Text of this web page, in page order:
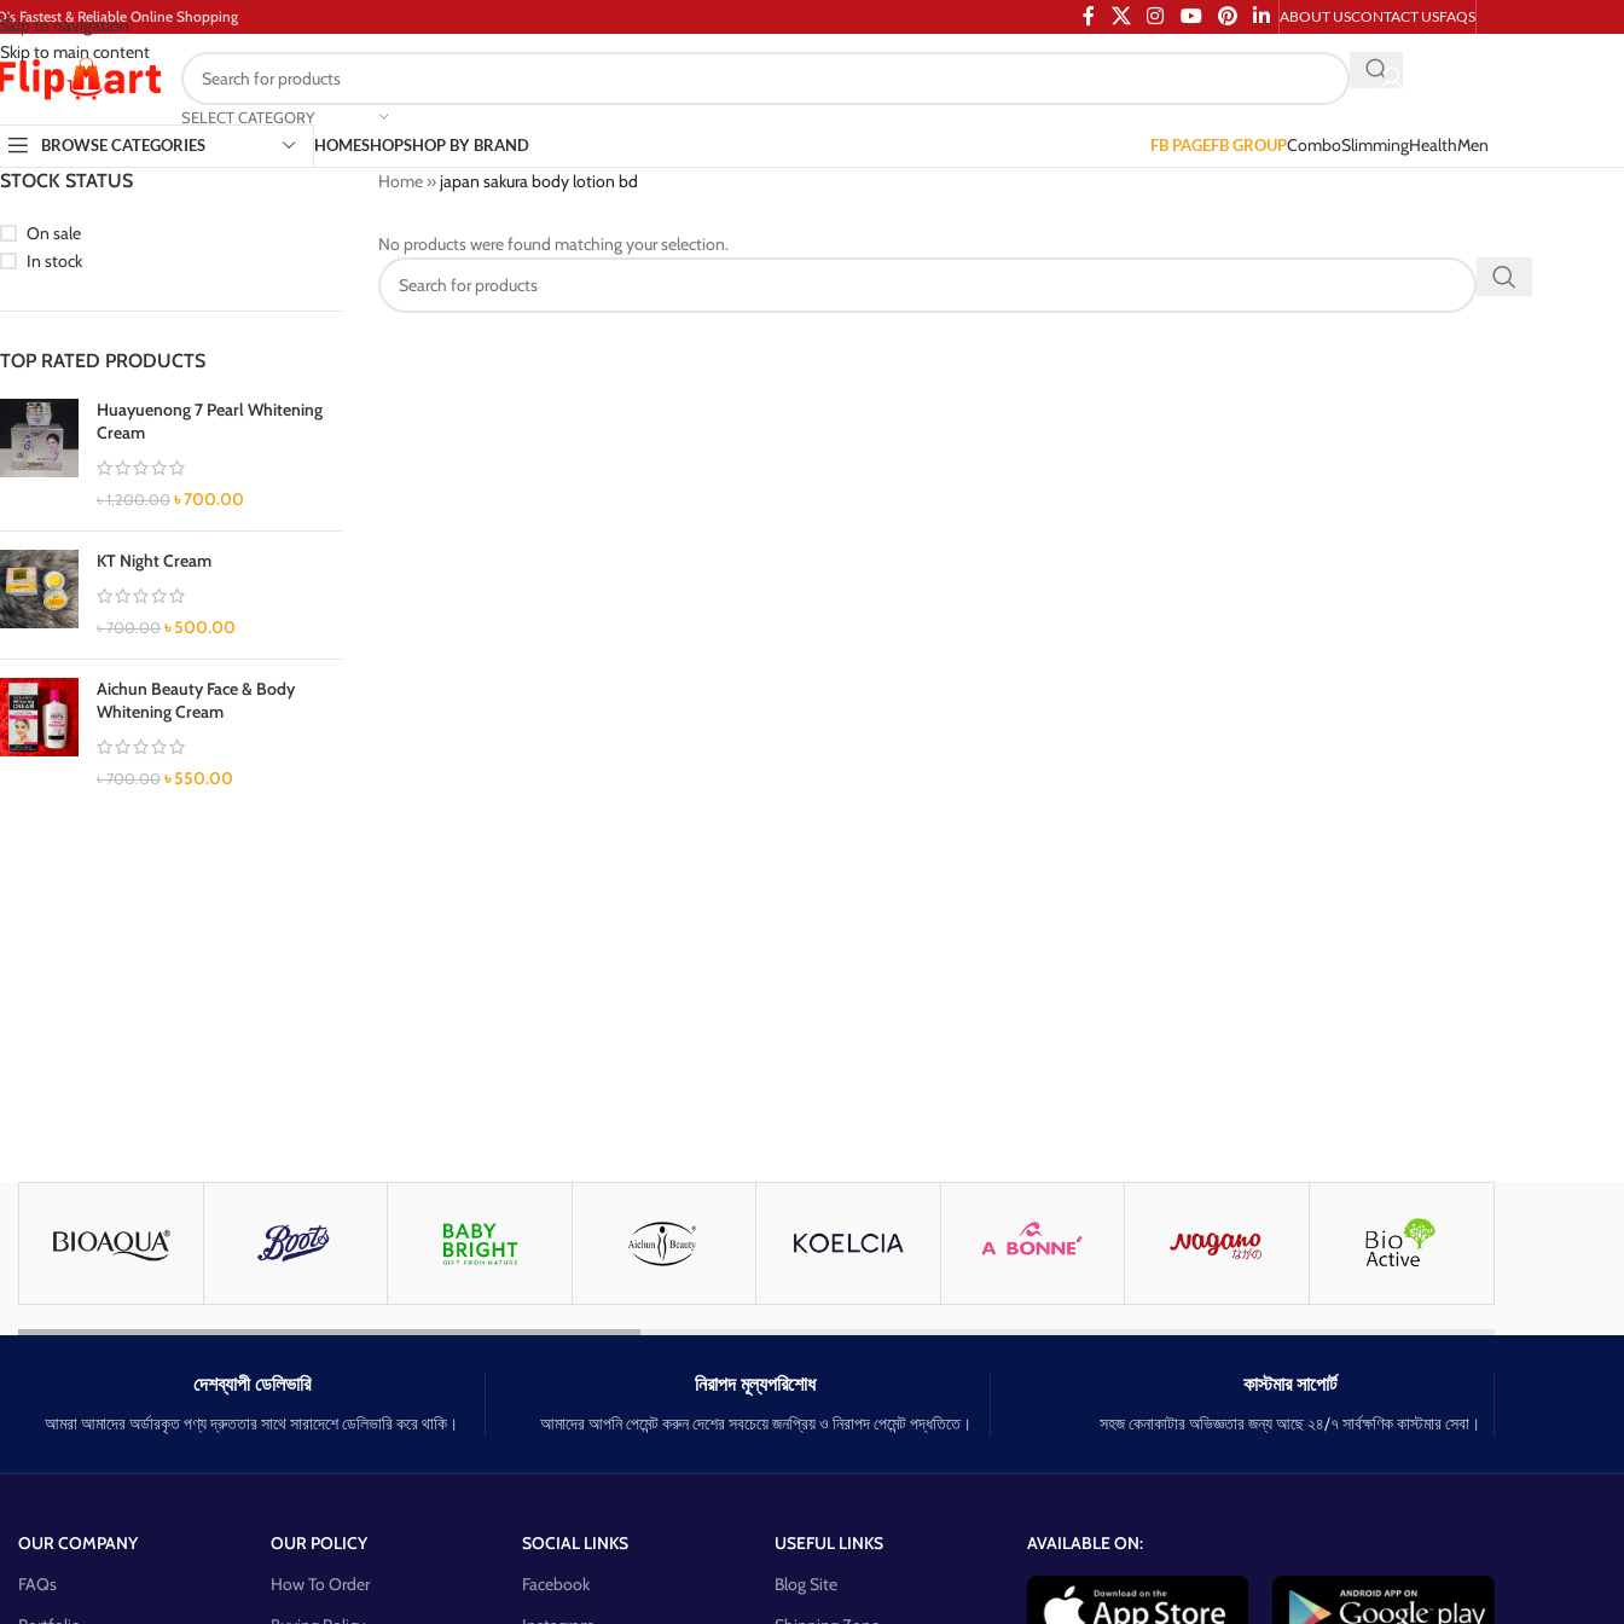
Skip to navigation
Skip to main content
Fastest & Reliable Online Shopping ABOUT USCONTACT USFAQS
SELECT CATEGORY
BROWSE CATEGORIES
HOMESHOPSHOP BY BRAND FB PAGEFB GROUPComboSlimmingHealthMen
STOCK STATUS
On sale
In stock
TOP RATED PRODUCTS
Huayuenong 7 Pearl Whitening
Cream
৳1,200.00 ৳700.00
KT Night Cream
৳700.00 ৳500.00
Aichun Beauty Face & Body
Whitening Cream
৳700.00 ৳550.00
Home»japan sakura body lotion bd
No products were found matching your selection.
দেশব্যাপী ডেলিভারি
আমরা আমাদের অর্ডারকৃত পণ্য দ্রুততার সাথে সারাদেশে ডেলিভারি করে থাকি।
নিরাপদ মূল্যপরিশোধ
আমাদের আপনি পেমেন্ট করুন দেশের সবচেয়ে জনপ্রিয় ও নিরাপদ পেমেন্ট পদ্ধতিতে।
কাস্টমার সাপোর্ট
সহজ কেনাকাটার অভিজ্ঞতার জন্য আছে ২৪/৭ সার্বক্ষণিক কাস্টমার সেবা।
OUR COMPANY
FAQs
OUR POLICY
How To Order
SOCIAL LINKS
Facebook
USEFUL LINKS
Blog Site
AVAILABLE ON: